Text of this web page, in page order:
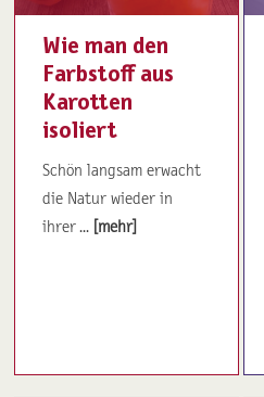
Wie man den
Farbstoff aus
Karotten
isoliert
Schön langsam erwacht
die Natur wieder in
ihrer ... [mehr]